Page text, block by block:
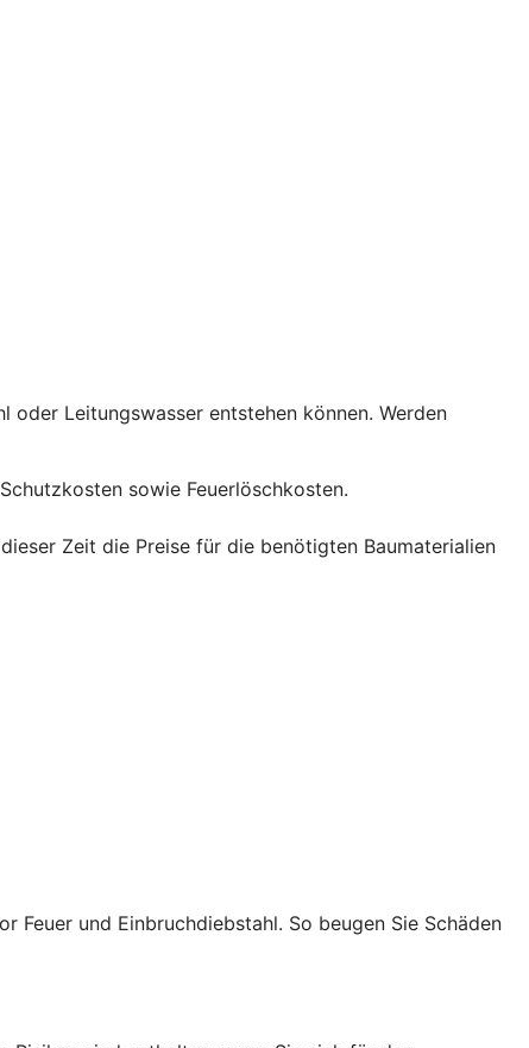
oder Leitungswasser entstehen können. Werden
sowie Feuerlöschkosten.
Zeit die Preise für die benötigten Baumaterialien
und Einbruchdiebstahl. So beugen Sie Schäden